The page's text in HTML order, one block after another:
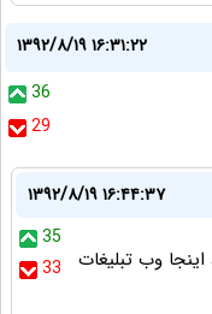
۱۳۹۲/۸/۱۹ ۱۶:۳۱:۲۲
36
29
۱۳۹۲/۸/۱۹ ۱۶:۴۴:۳۷
35
33
وب تبلیغات